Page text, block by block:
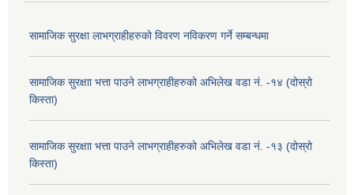
सामाजिक सुरक्षा लाभग्राहीहरुको विवरण नविकरण गर्ने सम्बन्धमा
सामाजिक सुरक्षाा भत्ता पाउने लाभग्राहीहरुको अभिलेख वडा नं. -१४ (दोस्रो
किस्ता)
सामाजिक सुरक्षाा भत्ता पाउने लाभग्राहीहरुको अभिलेख वडा नं. -१३ (दोस्रो
किस्ता)